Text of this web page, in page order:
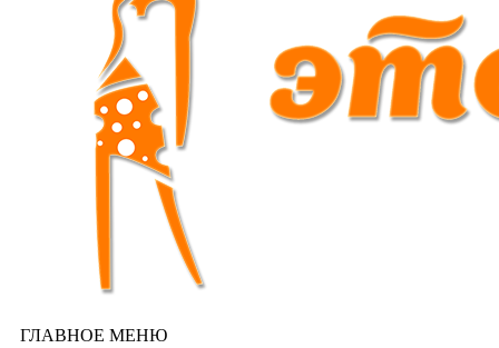
ГЛАВНОЕ МЕНЮ